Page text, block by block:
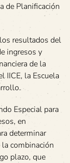
de Planificación
resultados del
ingresos y
de la
IICE, la Escuela
Especial para
en
determinar
combinación
plazo, que